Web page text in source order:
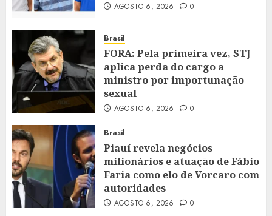
AGOSTO 6, 2026 0
Brasil
FORA: Pela primeira vez, STJ
aplica perda do cargo a
ministro por importunação
sexual
AGOSTO 6, 2026 0
Brasil
Piauí revela negócios
milionários e atuação de Fábio
Faria como elo de Vorcaro com
autoridades
AGOSTO 6, 2026 0